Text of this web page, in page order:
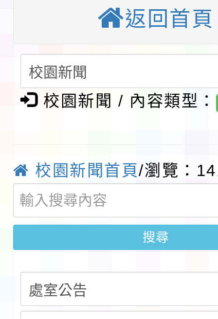
程安排一案
「桃園市補助參觀特色
請一案
教育部校安中心白海豚
報
淨零綠領人才培育課程
檢送桃園市115學年度
函轉國家通訊傳播委員
鎮韌性（防空）演習－
速演練執行計畫」
「115年金融知識線上
法」
本校115學年度第1學
第3次招考代課鐘點教
告(不再辦理後續甄選)
檢送「桃園市115學年
賽實施要點」1份
本市「115學年度學生
程安排一案
「桃園市補助參觀特色
返回首頁
校園新聞 / 內容類型：
校園新聞首頁/瀏覽：
搜尋